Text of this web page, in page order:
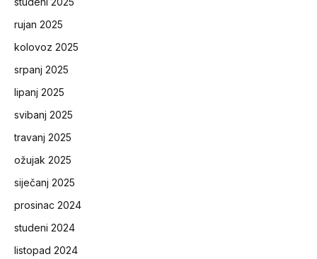
rujan 2025
kolovoz 2025
srpanj 2025
lipanj 2025
svibanj 2025
travanj 2025
ožujak 2025
siječanj 2025
prosinac 2024
studeni 2024
listopad 2024